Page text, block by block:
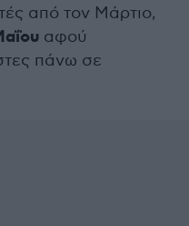
από τον Μάρτιο,
αφού
πάνω σε